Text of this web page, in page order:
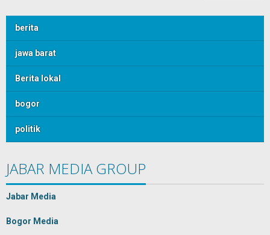
berita
jawa barat
Berita lokal
bogor
politik
JABAR MEDIA GROUP
Jabar Media
Bogor Media